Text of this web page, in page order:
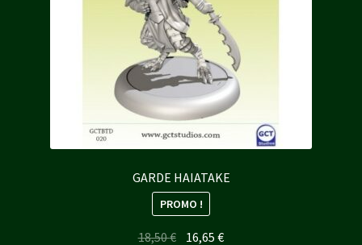
GARDE HAIATAKE
PROMO !
18,50€ Le16,65€Le